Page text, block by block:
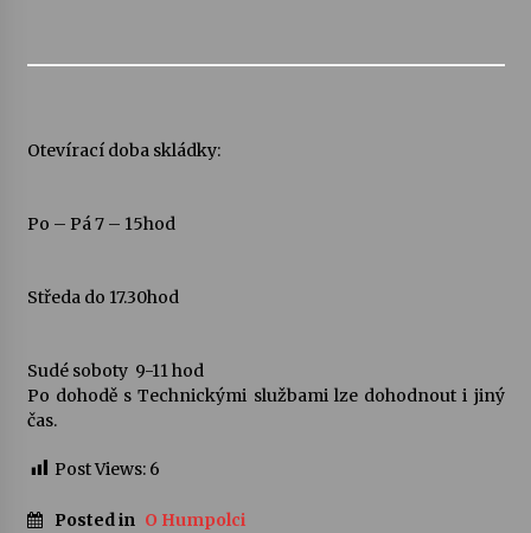
Otevírací doba skládky:
Po – Pá 7 – 15hod
Středa do 17.30hod
Sudé soboty 9-11 hod
Po dohodě s Technickými službami lze dohodnout i jiný
čas.
Post Views: 6
Posted in O Humpolci